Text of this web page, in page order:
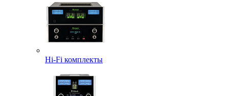
Hi-Fi комплекты